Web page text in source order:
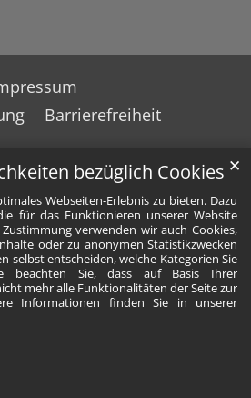
bezüglich Cookies
Webseiten-Erlebnis zu bieten. Dazu
für das Funktionieren unserer Website
verwenden wir auch Cookies,
oder zu anonymen Statistikzwecken
selbst entscheiden, welche Kategorien Sie
beachten Sie, dass auf Basis Ihrer
mehr alle Funktionalitäten der Seite zur
Informationen finden Sie in unserer
✕
Barrierefreiheit